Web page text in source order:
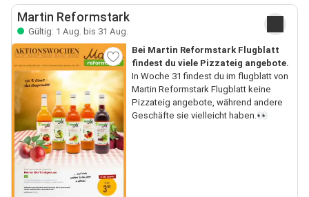
Martin Reformstark
Gültig: 1 Aug. bis 31 Aug.
Bei Martin Reformstark Flugblatt
findest du viele Pizzateig angebote.
In Woche 31 findest du im flugblatt von
Martin Reformstark Flugblatt keine
Pizzateig angebote, während andere
Geschäfte sie vielleicht haben.👀